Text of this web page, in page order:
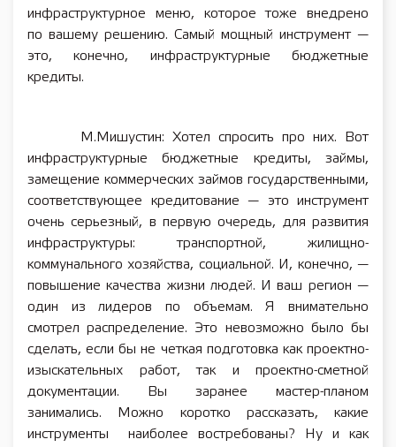
инфраструктурное меню, которое тоже внедрено
по вашему решению. Самый мощный инструмент —
это, конечно, инфраструктурные бюджетные
кредиты.
М.Мишустин: Хотел спросить про них. Вот
инфраструктурные бюджетные кредиты, займы,
замещение коммерческих займов государственными,
соответствующее кредитование — это инструмент
очень серьезный, в первую очередь, для развития
инфраструктуры: транспортной, жилищно-
коммунального хозяйства, социальной. И, конечно, —
повышение качества жизни людей. И ваш регион —
один из лидеров по объемам. Я внимательно
смотрел распределение. Это невозможно было бы
сделать, если бы не четкая подготовка как проектно-
изыскательных работ, так и проектно-сметной
документации. Вы заранее мастер-планом
занимались. Можно коротко рассказать, какие
инструменты наиболее востребованы? Ну и как